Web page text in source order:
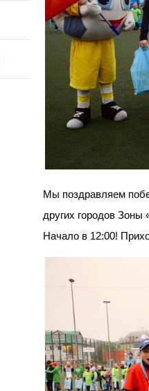
Мы поздравляем
других городов
Начало в 12:00!